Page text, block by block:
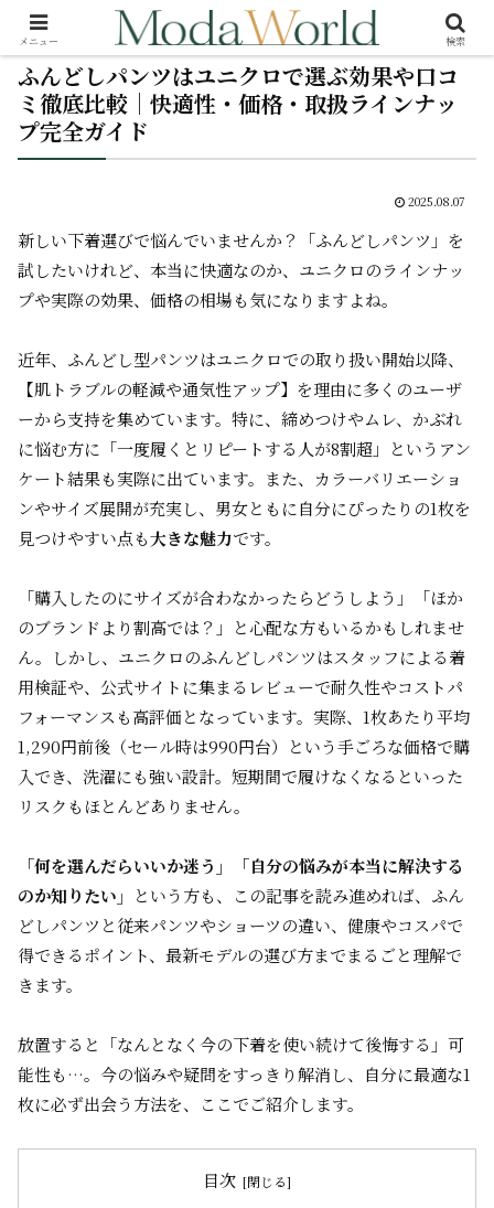
ふんどしパンツはユニクロで選ぶ効果や口コ
ミ徹底比較｜快適性・価格・取扱ラインナッ
プ完全ガイド
2025.08.07
新しい下着選びで悩んでいませんか？「ふんどしパンツ」を
試したいけれど、本当に快適なのか、ユニクロのラインナッ
プや実際の効果、価格の相場も気になりますよね。
近年、ふんどし型パンツはユニクロでの取り扱い開始以降、
【肌トラブルの軽減や通気性アップ】を理由に多くのユーザ
ーから支持を集めています。特に、締めつけやムレ、かぶれ
に悩む方に「一度履くとリピートする人が8割超」というアン
ケート結果も実際に出ています。また、カラーバリエーショ
ンやサイズ展開が充実し、男女ともに自分にぴったりの1枚を
見つけやすい点も大きな魅力です。
「購入したのにサイズが合わなかったらどうしよう」「ほか
のブランドより割高では？」と心配な方もいるかもしれませ
ん。しかし、ユニクロのふんどしパンツはスタッフによる着
用検証や、公式サイトに集まるレビューで耐久性やコストパ
フォーマンスも高評価となっています。実際、1枚あたり平均
1,290円前後（セール時は990円台）という手ごろな価格で購
入でき、洗濯にも強い設計。短期間で履けなくなるといった
リスクもほとんどありません。
「何を選んだらいいか迷う」「自分の悩みが本当に解決する
のか知りたい」
という方も、この記事を読み進めれば、ふん
どしパンツと従来パンツやショーツの違い、健康やコスパで
得できるポイント、最新モデルの選び方までまるごと理解で
きます。
放置すると「なんとなく今の下着を使い続けて後悔する」可
能性も…。今の悩みや疑問をすっきり解消し、自分に最適な1
枚に必ず出会う方法を、ここでご紹介します。
目次
メニュー 検索